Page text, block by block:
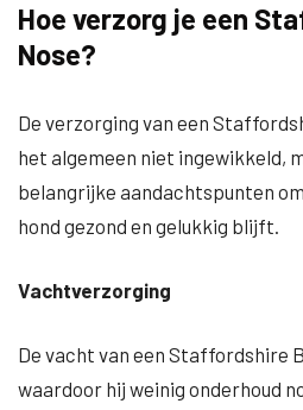
Hoe verzorg je een
Nose?
De verzorging van een
het algemeen niet ingewikkeld,
belangrijke aandachtspunten
hond gezond en gelukkig blijft.
Vachtverzorging
De vacht van een Staffordshire
waardoor hij weinig onderhoud